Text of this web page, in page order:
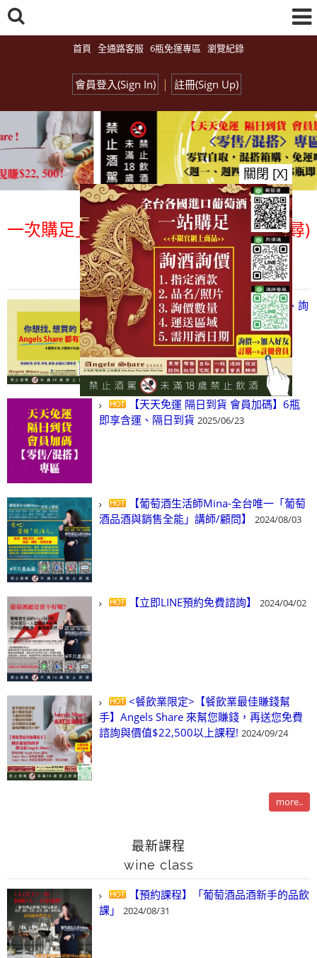
首頁 全通路客服 6瓶免運專區 瀏覽紀錄
會員登入(Sign In) | 註冊(Sign Up)
足」各國進口酒類商品 專業詢(尋)酒
總覽-促銷&活動
all events
【凡酒問Angels Share】線上選酒、詢
(尋)酒、詢價、零售、批發，看這裡!
2024/03/01
【天天免運 隔日到貨 會員加碼】6瓶
即享含運、隔日到貨 2025/06/23
【葡萄酒生活師Mina-全台唯一「葡萄
酒品酒與銷售全能」講師/顧問】
2024/08/03
【立即LINE預約免費諮詢】 2024/04/02
<餐飲業限定>【餐飲業最佳賺錢幫
手】Angels Share 來幫您賺錢，再送您免費
諮詢與價值$22,500以上課程! 2024/09/24
more..
最新課程
wine class
【預約課程】「葡萄酒品酒新手的品飲
課」
2024/08/31
關閉 [X]